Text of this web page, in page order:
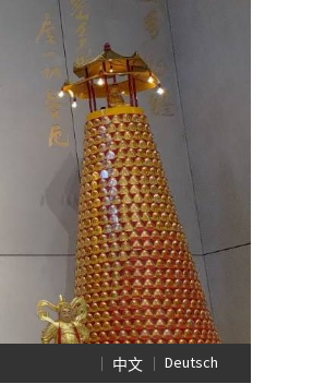
中文 Deutsch